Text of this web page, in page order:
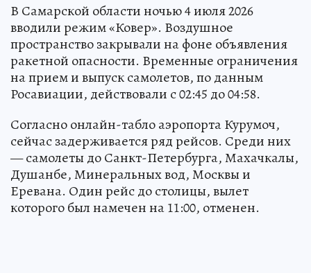
В Самарской области ночью 4 июля 2026
вводили режим «Ковер». Воздушное
пространство закрывали на фоне объявления
ракетной опасности. Временные ограничения
на прием и выпуск самолетов, по данным
Росавиации, действовали с 02:45 до 04:58.
Согласно онлайн-табло аэропорта Курумоч,
сейчас задерживается ряд рейсов. Среди них
— самолеты до Санкт-Петербурга, Махачкалы,
Душанбе, Минеральных вод, Москвы и
Еревана. Один рейс до столицы, вылет
которого был намечен на 11:00, отменен.